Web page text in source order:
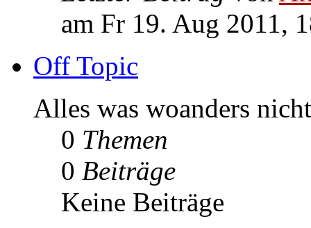
am Fr 19. Aug 2011,
Off Topic
Alles was woanders
0 Themen
0 Beiträge
Keine Beiträge